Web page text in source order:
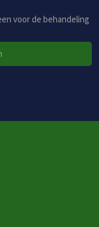
voor de behandeling